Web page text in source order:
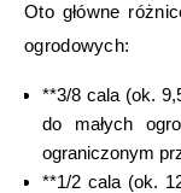
Oto główne
ogrodowych:
**3/8 cala (ok.
do małych
ograniczonym
**1/2 cala (ok.